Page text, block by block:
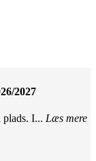
2027
plads. I... Læs mere